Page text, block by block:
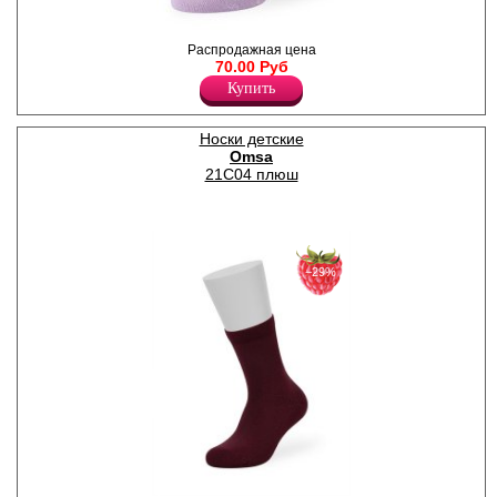
Всесезонные носочки для
девочек с рисунком горошек
по всему полотну и
контрастными пикотами, из
высококачественного хлопка
с добавлением полиамида и
эластана. Натуральный
хлопок обеспечивает
мягкость и
многочисленных стирок.
Кеттельный (плоский) шов
для дополнительного
комфорта. Комфортная
резинка обеспечивает
эффективное удержание без
передавливания.
Универсальная модель для
любого образа,
повседневного или
праздничного.
Полиамид 15%
Хлопок 83%
Эластан 2%
Распродажная цена
70.00 Руб
Купить
Носки детские
Omsa
21C04 плюш
−29%